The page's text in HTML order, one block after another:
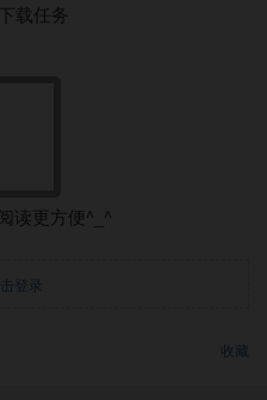
载任务
读更方便^_^
登录
收藏